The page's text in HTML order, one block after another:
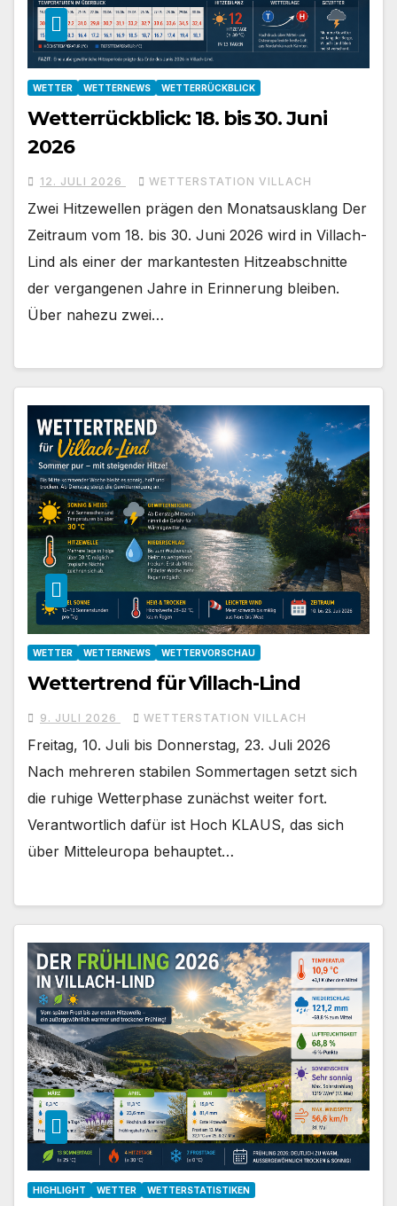
WETTER WETTERNEWS WETTERRÜCKBLICK
Wetterrückblick: 18. bis 30. Juni
2026
12. JULI 2026 WETTERSTATION VILLACH
Zwei Hitzewellen prägen den Monatsausklang Der
Zeitraum vom 18. bis 30. Juni 2026 wird in Villach-
Lind als einer der markantesten Hitzeabschnitte
der vergangenen Jahre in Erinnerung bleiben.
Über nahezu zwei…
WETTER WETTERNEWS WETTERVORSCHAU
Wettertrend für Villach-Lind
9. JULI 2026 WETTERSTATION VILLACH
Freitag, 10. Juli bis Donnerstag, 23. Juli 2026
Nach mehreren stabilen Sommertagen setzt sich
die ruhige Wetterphase zunächst weiter fort.
Verantwortlich dafür ist Hoch KLAUS, das sich
über Mitteleuropa behauptet…
HIGHLIGHT WETTER WETTERSTATISTIKEN